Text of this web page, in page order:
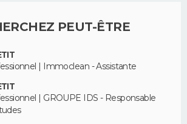
PEUT-ÊTRE
| Immoclean - Assistante
| GROUPE IDS - Responsable